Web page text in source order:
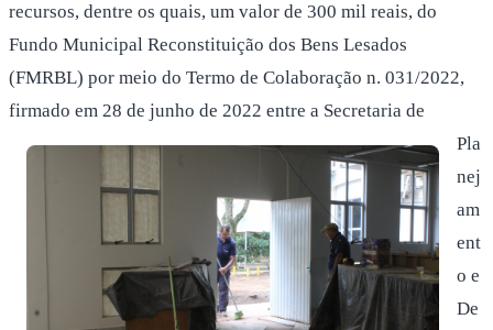
recursos, dentre os quais, um valor de 300 mil reais, do
Fundo Municipal Reconstituição dos Bens Lesados
(FMRBL) por meio do Termo de Colaboração n. 031/2022,
firmado em 28 de junho de 2022 entre a Secretaria de
Pla
nej
am
ent
o e
De